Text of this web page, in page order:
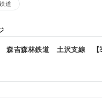
道
森吉森林鉄道 土沢支線 【